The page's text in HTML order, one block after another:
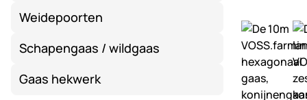
Weidepoorten
Schapengaas / wildgaas
Gaas hekwerk